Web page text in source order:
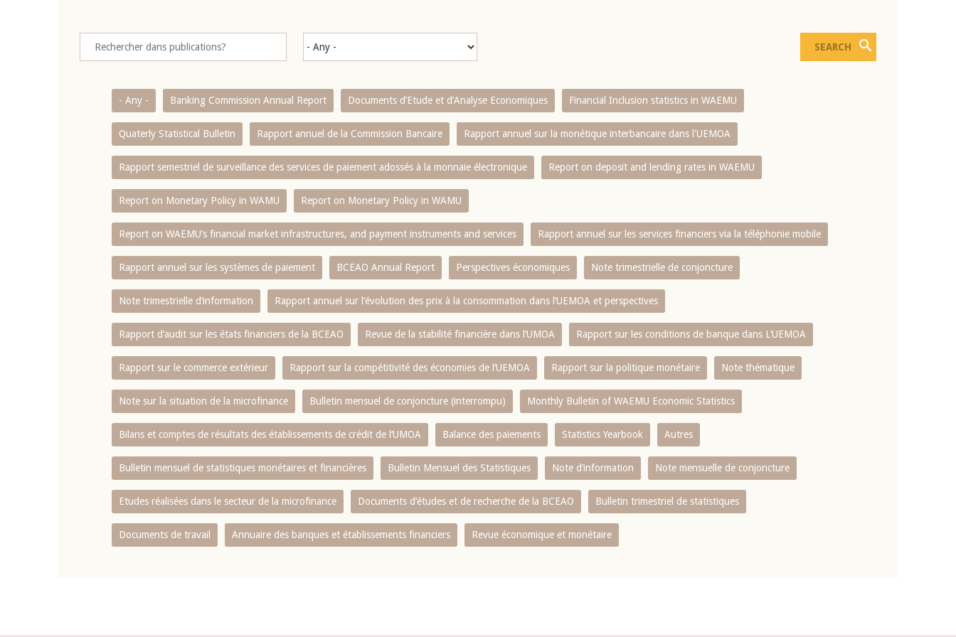
- Any - Banking Commission Annual Report Documents d’Etude et d’Analyse Economiques Financial Inclusion statistics in WAEMU
Quaterly Statistical Bulletin Rapport annuel de la Commission Bancaire Rapport annuel sur la monétique interbancaire dans l'UEMOA
Rapport semestriel de surveillance des services de paiement adossés à la monnaie électronique Report on deposit and lending rates in WAEMU
Report on Monetary Policy in WAMU Report on Monetary Policy in WAMU
Report on WAEMU’s financial market infrastructures, and payment instruments and services Rapport annuel sur les services financiers via la téléphonie mobile
Rapport annuel sur les systèmes de paiement BCEAO Annual Report Perspectives économiques Note trimestrielle de conjoncture
Note trimestrielle d‘information Rapport annuel sur l‘évolution des prix à la consommation dans l‘UEMOA et perspectives
Rapport d‘audit sur les états financiers de la BCEAO Revue de la stabilité financière dans l‘UMOA Rapport sur les conditions de banque dans L‘UEMOA
Rapport sur le commerce extérieur Rapport sur la compétitivité des économies de l‘UEMOA Rapport sur la politique monétaire Note thématique
Note sur la situation de la microfinance Bulletin mensuel de conjoncture (interrompu) Monthly Bulletin of WAEMU Economic Statistics
Bilans et comptes de résultats des établissements de crédit de l‘UMOA Balance des paiements Statistics Yearbook Autres
Bulletin mensuel de statistiques monétaires et financières Bulletin Mensuel des Statistiques Note d’information Note mensuelle de conjoncture
Etudes réalisées dans le secteur de la microfinance Documents d’études et de recherche de la BCEAO Bulletin trimestriel de statistiques
Documents de travail Annuaire des banques et établissements financiers Revue économique et monétaire